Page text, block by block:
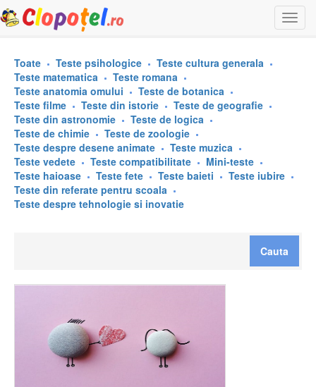
Toate Teste psihologice
Teste cultura generala
Teste matematica
Teste romana
Teste anatomia omului
Teste de botanica
Teste filme
Teste din istorie
Teste de geografie
Teste din astronomie
Teste de logica
Teste de chimie
Teste de zoologie
Teste despre desene animate
Teste muzica
Teste vedete
Teste compatibilitate
Mini-teste
Teste haioase
Teste fete Teste baieti
Teste iubire
Teste din referate pentru scoala
Teste despre tehnologie si inovatie